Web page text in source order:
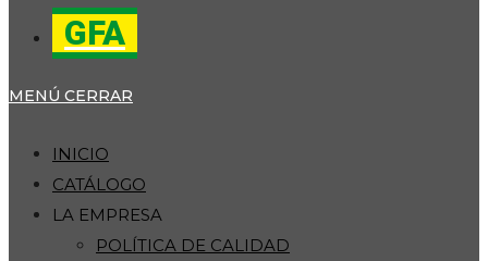
GFA
MENÚ CERRAR
INICIO
CATÁLOGO
LA EMPRESA
POLÍTICA DE CALIDAD